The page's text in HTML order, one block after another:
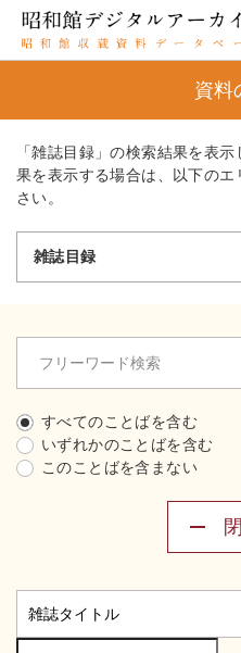
資料
「雑誌目録」の検索結果を表
果を表示する場合は、以下の
さい。
雑誌目録
すべてのことばを含む
いずれかのことばを含む
このことばを含まない